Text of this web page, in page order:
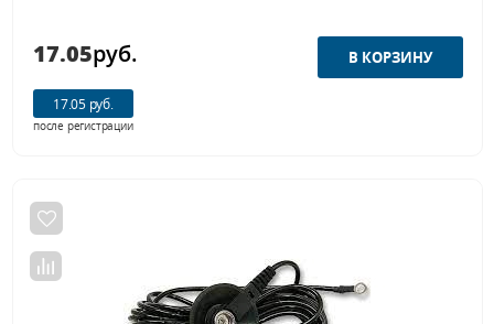
17.05руб.
17.05 руб.
после регистрации